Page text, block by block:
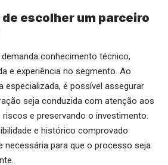
escolher um parceiro
conhecimento técnico,
e experiência no segmento. Ao
especializada, é possível assegurar
seja conduzida com atenção aos
e preservando o investimento.
e histórico comprovado
necessária para que o processo seja